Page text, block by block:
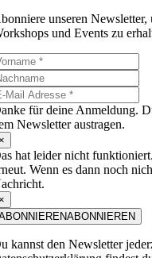
unseren
und Events zu
für deine Anmeldung.
Newsletter austragen.
hat leider nicht
Wenn es dann noch
ABONNIEREN
kannst den Newsletter